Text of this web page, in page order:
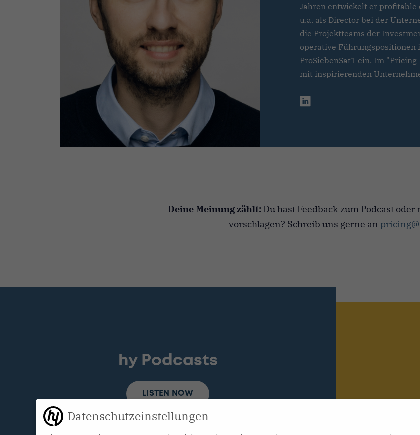
Jahren entwickelt er profitable
u.a. als Director bei der
die Projektteams der
operative Führungspositionen
ProSiebenSat1 ein. Im
mit inspirierenden
Deine Meinung zählt:Du hast Feedback zum Podcast oder
vorschlagen? Schreib uns gerne an
hy Podcasts
LISTEN NOW
Datenschutzeinstellungen